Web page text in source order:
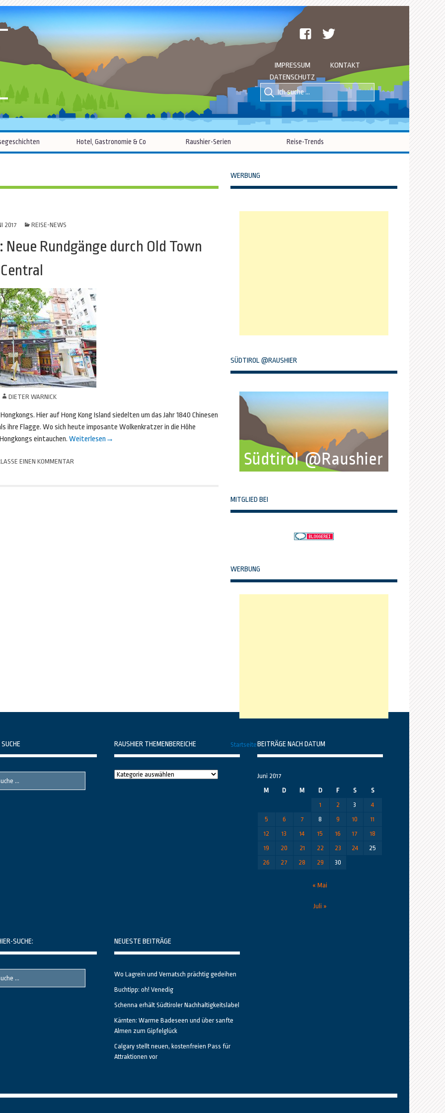
facebook
IMPRESSUM
KONTAKT
DATENSCHUTZ
Suche
nach::
Suche
nach:
Hotel, Gastronomie & Co Raushier-Serien Reise-Trends
2017 REISE-NEWS
Rundgänge durch Old Town
Central
DIETER WARNICK
Hier auf Hong Kong Island siedelten um das Jahr 1840 Chinesen
ihre Flagge. Wo sich heute imposante Wolkenkratzer in die Höhe
eintauchen. Weiterlesen →
EINEN KOMMENTAR
WERBUNG
SÜDTIROL @RAUSHIER
MITGLIED BEI
WERBUNG
Startseite
RAUSHIER THEMENBEREICHE
Raushier
BEITRÄGE NACH DATUM
Juni 2017
M
D M D F S
S
1
2 3
4
5
6 7 8 9 10
11
12
13 14 15 16 17
18
19
20 21 22 23 24
25
26
27 28 29 30
« Mai
Juli »
SUCHE: NEUESTE BEITRÄGE
Wo Lagrein und Vernatsch prächtig gedeihen
Buchtipp: oh! Venedig
Schenna erhält Südtiroler Nachhaltigkeitslabel
Kärnten: Warme Badeseen und über sanfte
Almen zum Gipfelglück
Calgary stellt neuen, kostenfreien Pass für
Attraktionen vor